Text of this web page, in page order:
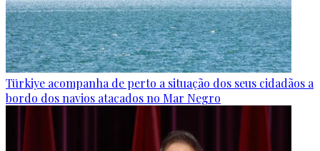
Türkiye acompanha de perto a situação dos seus cidadãos a
bordo dos navios atacados no Mar Negro